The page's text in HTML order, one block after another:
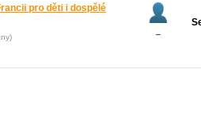
pro děti i dospělé
–